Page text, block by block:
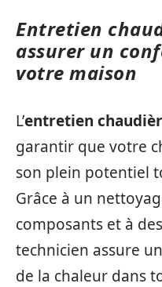
Entretien
assurer un
votre maison
L’entretien
garantir que votre
son plein potentiel
Grâce à un
composants et à
technicien assure
de la chaleur dans